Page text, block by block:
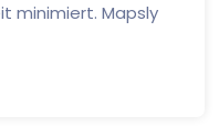
minimiert. Mapsly